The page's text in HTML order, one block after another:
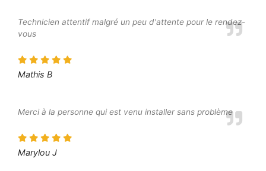
Technicien attentif malgré un peu d'attente pour le rendez-
vous
Mathis B
Merci à la personne qui est venu installer sans problème
Marylou J